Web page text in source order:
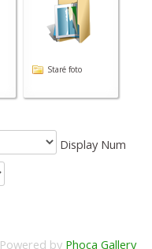
Staré foto
Display Num
Powered by Phoca Gallery